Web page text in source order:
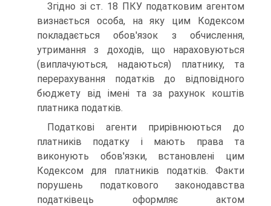
Згідно зі ст. 18 ПКУ податковим агентом
визнається особа, на яку цим Кодексом
покладається обов'язок з обчислення,
утримання з доходів, що нараховуються
(виплачуються, надаються) платнику, та
перерахування податків до відповідного
бюджету від імені та за рахунок коштів
платника податків.
Податкові агенти прирівнюються до
платників податку і мають права та
виконують обов'язки, встановлені цим
Кодексом для платників податків. Факти
порушень податкового законодавства
податківець оформляє актом